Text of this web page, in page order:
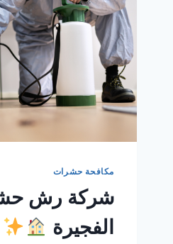
مكافحة حشرات
شركة رش
الفجيرة